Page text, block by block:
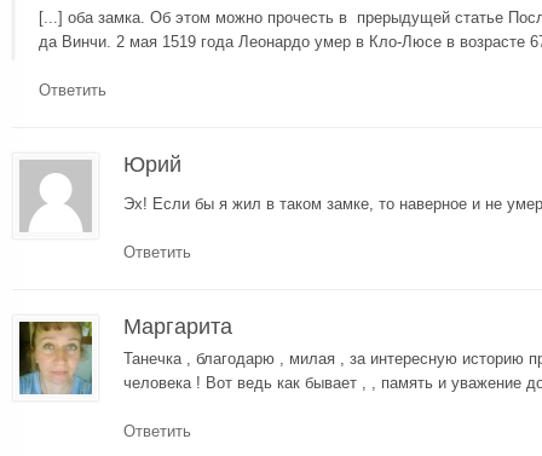
[...] оба замка. Об этом можно прочесть в прерыдущей статье
да Винчи. 2 мая 1519 года Леонардо умер в Кло-Люсе в возрасте
Ответить
Юрий
Эх! Если бы я жил в таком замке, то наверное и не
Ответить
Маргарита
Танечка , благодарю , милая , за интересную историю
человека ! Вот ведь как бывает , , память и уважение
Ответить